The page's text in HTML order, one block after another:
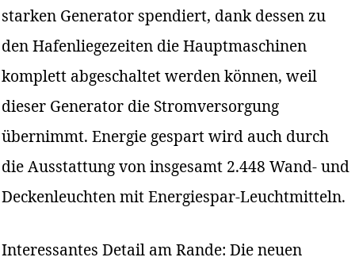
starken Generator spendiert, dank dessen zu
den Hafenliegezeiten die Hauptmaschinen
komplett abgeschaltet werden können, weil
dieser Generator die Stromversorgung
übernimmt. Energie gespart wird auch durch
die Ausstattung von insgesamt 2.448 Wand- und
Deckenleuchten mit Energiespar-Leuchtmitteln.
Interessantes Detail am Rande: Die neuen